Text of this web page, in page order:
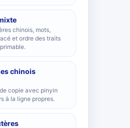
chinois, mots,
et ordre des traits
chinois
copie avec pinyin
à la ligne propres.